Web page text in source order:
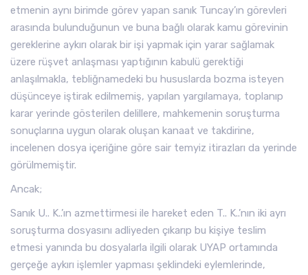
etmenin aynı birimde görev yapan sanık Tuncay’ın görevleri
arasında bulunduğunun ve buna bağlı olarak kamu görevinin
gereklerine aykırı olarak bir işi yapmak için yarar sağlamak
üzere rüşvet anlaşması yaptığının kabulü gerektiği
anlaşılmakla, tebliğnamedeki bu hususlarda bozma isteyen
düşünceye iştirak edilmemiş, yapılan yargılamaya, toplanıp
karar yerinde gösterilen delillere, mahkemenin soruşturma
sonuçlarına uygun olarak oluşan kanaat ve takdirine,
incelenen dosya içeriğine göre sair temyiz itirazları da yerinde
görülmemiştir.
Ancak;
Sanık U.. K..’ın azmettirmesi ile hareket eden T.. K..’nın iki ayrı
soruşturma dosyasını adliyeden çıkarıp bu kişiye teslim
etmesi yanında bu dosyalarla ilgili olarak UYAP ortamında
gerçeğe aykırı işlemler yapması şeklindeki eylemlerinde,